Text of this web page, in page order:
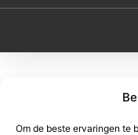
Om de beste ervaringen te